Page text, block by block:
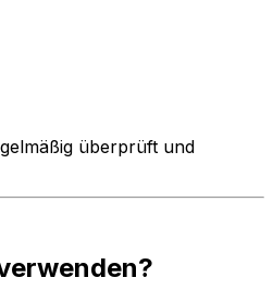
überprüft und